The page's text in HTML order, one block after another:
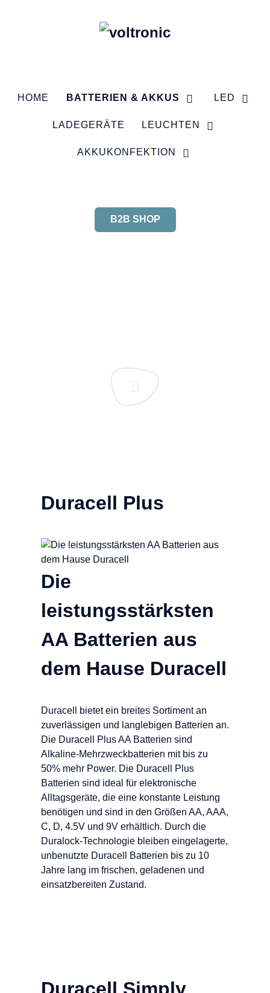
HOME BATTERIEN & AKKUS LED
LADEGERÄTE LEUCHTEN
AKKUKONFEKTION
B2B SHOP
Duracell Plus
Die
leistungsstärksten
AA Batterien aus
dem Hause Duracell
Duracell bietet ein breites Sortiment an
zuverlässigen und langlebigen Batterien an.
Die Duracell Plus AA Batterien sind
Alkaline-Mehrzweckbatterien mit bis zu
50% mehr Power. Die Duracell Plus
Batterien sind ideal für elektronische
Alltagsgeräte, die eine konstante Leistung
benötigen und sind in den Größen AA, AAA,
C, D, 4.5V und 9V erhältlich. Durch die
Duralock-Technologie bleiben eingelagerte,
unbenutzte Duracell Batterien bis zu 10
Jahre lang im frischen, geladenen und
einsatzbereiten Zustand.